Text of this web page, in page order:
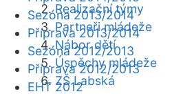
Realizační týmy
Partneři mládeže
Nábor dětí
Úspěchy mládeže
ZŠ Labská
Sezóna 2013/2014
Příprava 2013/2014
Sezóna 2012/2013
Příprava 2012/2013
EHT 2012